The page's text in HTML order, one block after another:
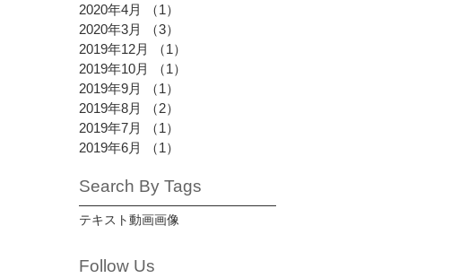
2020年4月
（1）
2020年3月
（3）
2019年12月
（1）
2019年10月
（1）
2019年9月
（1）
2019年8月
（2）
2019年7月
（1）
2019年6月
（1）
Search By Tags
テキスト動画画像
Follow Us